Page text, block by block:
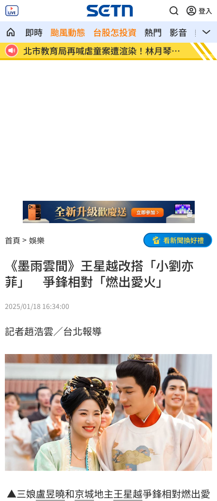
登入
即時 颱風動態 台股怎投資 熱門 影音
熱搜
再喊虐童案遭渲染！林月琴開
白海豚「一路搖擺」
曝
首頁 娛樂 看新聞換好禮
《墨雨雲間》王星越改搭「小劉亦
菲」 爭鋒相對「燃出愛火」
2025/01/18 16:34:00
記者趙浩雲／台北報導
▲三娘盧昱曉和京城地主王星越爭鋒相對燃出愛